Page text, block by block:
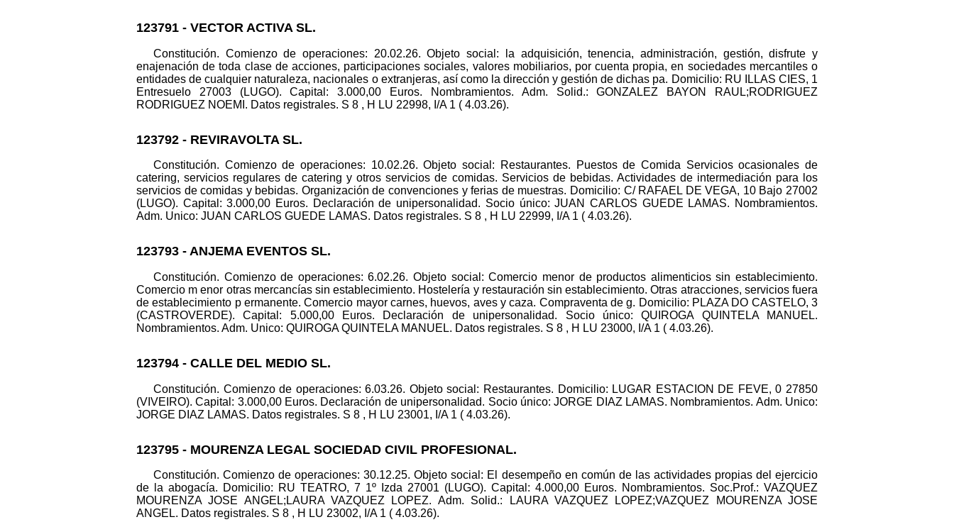
123791 - VECTOR ACTIVA SL.
Constitución. Comienzo de operaciones: 20.02.26. Objeto social: la adquisición, tenencia, administración, gestión, disfrute y
enajenación de toda clase de acciones, participaciones sociales, valores mobiliarios, por cuenta propia, en sociedades mercantiles o
entidades de cualquier naturaleza, nacionales o extranjeras, así como la dirección y gestión de dichas pa. Domicilio: RU ILLAS CIES, 1
Entresuelo 27003 (LUGO). Capital: 3.000,00 Euros. Nombramientos. Adm. Solid.: GONZALEZ BAYON RAUL;RODRIGUEZ
RODRIGUEZ NOEMI. Datos registrales. S 8 , H LU 22998, I/A 1 ( 4.03.26).
123792 - REVIRAVOLTA SL.
Constitución. Comienzo de operaciones: 10.02.26. Objeto social: Restaurantes. Puestos de Comida Servicios ocasionales de
catering, servicios regulares de catering y otros servicios de comidas. Servicios de bebidas. Actividades de intermediación para los
servicios de comidas y bebidas. Organización de convenciones y ferias de muestras. Domicilio: C/ RAFAEL DE VEGA, 10 Bajo 27002
(LUGO). Capital: 3.000,00 Euros. Declaración de unipersonalidad. Socio único: JUAN CARLOS GUEDE LAMAS. Nombramientos.
Adm. Unico: JUAN CARLOS GUEDE LAMAS. Datos registrales. S 8 , H LU 22999, I/A 1 ( 4.03.26).
123793 - ANJEMA EVENTOS SL.
Constitución. Comienzo de operaciones: 6.02.26. Objeto social: Comercio menor de productos alimenticios sin establecimiento.
Comercio m enor otras mercancías sin establecimiento. Hostelería y restauración sin establecimiento. Otras atracciones, servicios fuera
de establecimiento p ermanente. Comercio mayor carnes, huevos, aves y caza. Compraventa de g. Domicilio: PLAZA DO CASTELO, 3
(CASTROVERDE). Capital: 5.000,00 Euros. Declaración de unipersonalidad. Socio único: QUIROGA QUINTELA MANUEL.
Nombramientos. Adm. Unico: QUIROGA QUINTELA MANUEL. Datos registrales. S 8 , H LU 23000, I/A 1 ( 4.03.26).
123794 - CALLE DEL MEDIO SL.
Constitución. Comienzo de operaciones: 6.03.26. Objeto social: Restaurantes. Domicilio: LUGAR ESTACION DE FEVE, 0 27850
(VIVEIRO). Capital: 3.000,00 Euros. Declaración de unipersonalidad. Socio único: JORGE DIAZ LAMAS. Nombramientos. Adm. Unico:
JORGE DIAZ LAMAS. Datos registrales. S 8 , H LU 23001, I/A 1 ( 4.03.26).
123795 - MOURENZA LEGAL SOCIEDAD CIVIL PROFESIONAL.
Constitución. Comienzo de operaciones: 30.12.25. Objeto social: El desempeño en común de las actividades propias del ejercicio
de la abogacía. Domicilio: RU TEATRO, 7 1º Izda 27001 (LUGO). Capital: 4.000,00 Euros. Nombramientos. Soc.Prof.: VAZQUEZ
MOURENZA JOSE ANGEL;LAURA VAZQUEZ LOPEZ. Adm. Solid.: LAURA VAZQUEZ LOPEZ;VAZQUEZ MOURENZA JOSE
ANGEL. Datos registrales. S 8 , H LU 23002, I/A 1 ( 4.03.26).